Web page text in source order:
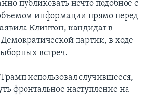
публиковать нечто подобное с
информации прямо перед
Клинтон, кандидат в
партии, в ходе
встреч.
использовал случившееся,
фронтальное наступление на